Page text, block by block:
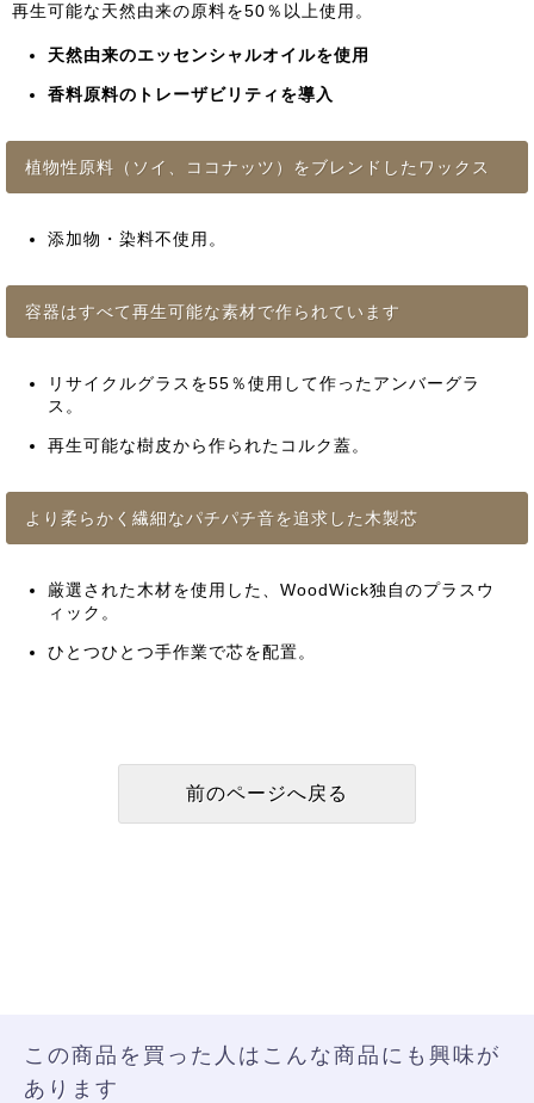
再生可能な天然由来の原料を50％以上使用。
天然由来のエッセンシャルオイルを使用
香料原料のトレーザビリティを導入
植物性原料（ソイ、ココナッツ）をブレンドしたワックス
添加物・染料不使用。
容器はすべて再生可能な素材で作られています
リサイクルグラスを55％使用して作ったアンバーグラ
ス。
再生可能な樹皮から作られたコルク蓋。
より柔らかく繊細なパチパチ音を追求した木製芯
厳選された木材を使用した、WoodWick独自のプラスウ
ィック。
ひとつひとつ手作業で芯を配置。
この商品を買った人はこんな商品にも興味が
あります